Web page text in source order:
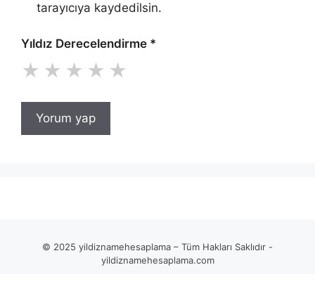
tarayıcıya kaydedilsin.
Yıldız Derecelendirme *
★ ★ ★ ★ ★
© 2025 yildiznamehesaplama – Tüm Hakları Saklıdır -
yildiznamehesaplama.com